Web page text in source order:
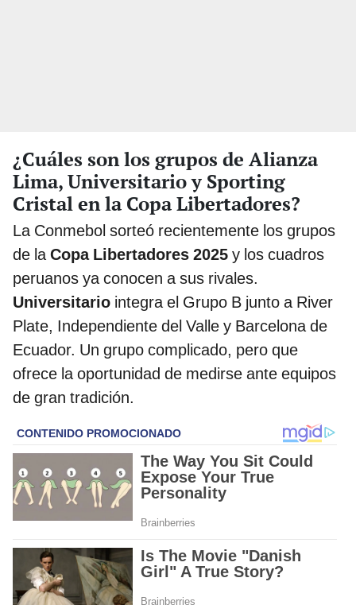
¿Cuáles son los grupos de Alianza
Lima, Universitario y Sporting
Cristal en la Copa Libertadores?
La Conmebol sorteó recientemente los grupos
de la Copa Libertadores 2025 y los cuadros
peruanos ya conocen a sus rivales.
Universitario integra el Grupo B junto a River
Plate, Independiente del Valle y Barcelona de
Ecuador. Un grupo complicado, pero que
ofrece la oportunidad de medirse ante equipos
de gran tradición.